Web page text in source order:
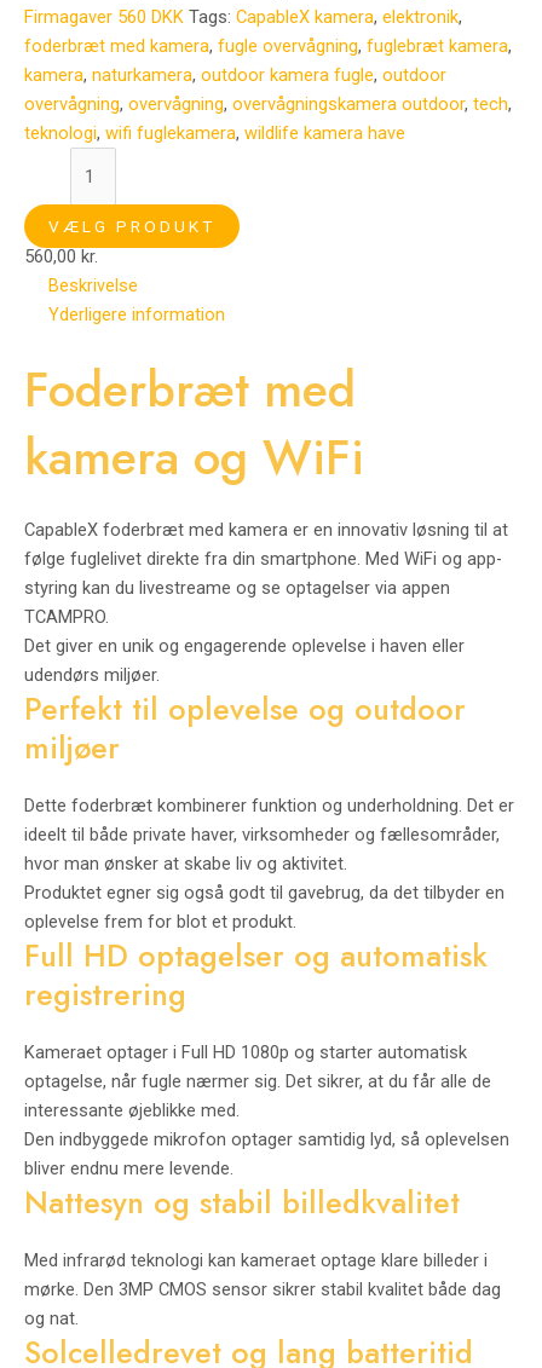
Firmagaver 560 DKK Tags: CapableX kamera, elektronik,
foderbræt med kamera, fugle overvågning, fuglebræt kamera,
kamera, naturkamera, outdoor kamera fugle, outdoor
overvågning, overvågning, overvågningskamera outdoor, tech,
teknologi, wifi fuglekamera, wildlife kamera have
VÆLG PRODUKT
560,00 kr.
Beskrivelse
Yderligere information
Foderbræt med
kamera og WiFi
CapableX foderbræt med kamera er en innovativ løsning til at
følge fuglelivet direkte fra din smartphone. Med WiFi og app-
styring kan du livestreame og se optagelser via appen
TCAMPRO.
Det giver en unik og engagerende oplevelse i haven eller
udendørs miljøer.
Perfekt til oplevelse og outdoor
miljøer
Dette foderbræt kombinerer funktion og underholdning. Det er
ideelt til både private haver, virksomheder og fællesområder,
hvor man ønsker at skabe liv og aktivitet.
Produktet egner sig også godt til gavebrug, da det tilbyder en
oplevelse frem for blot et produkt.
Full HD optagelser og automatisk
registrering
Kameraet optager i Full HD 1080p og starter automatisk
optagelse, når fugle nærmer sig. Det sikrer, at du får alle de
interessante øjeblikke med.
Den indbyggede mikrofon optager samtidig lyd, så oplevelsen
bliver endnu mere levende.
Nattesyn og stabil billedkvalitet
Med infrarød teknologi kan kameraet optage klare billeder i
mørke. Den 3MP CMOS sensor sikrer stabil kvalitet både dag
og nat.
Solcelledrevet og lang batteritid